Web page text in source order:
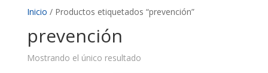
Inicio / Productos etiquetados “prevención”
prevención
Mostrando el único resultado